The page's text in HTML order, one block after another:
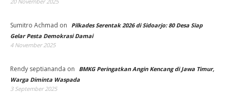
Sumitro Achmad on
Pilkades Serentak 2026 di Sidoarjo: 80 Desa Siap
Gelar Pesta Demokrasi Damai
4 November 2025
Rendy septiananda on
BMKG Peringatkan Angin Kencang di Jawa Timur,
Warga Diminta Waspada
3 September 2025